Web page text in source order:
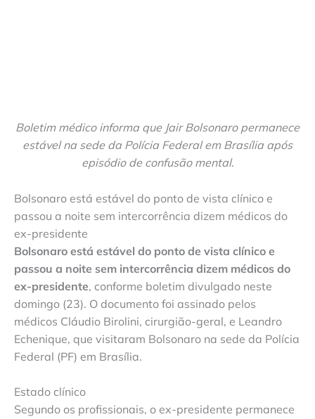
Boletim médico informa que Jair Bolsonaro permanece
estável na sede da Polícia Federal em Brasília após
episódio de confusão mental.
Bolsonaro está estável do ponto de vista clínico e
passou a noite sem intercorrência dizem médicos do
ex-presidente
Bolsonaro está estável do ponto de vista clínico e
passou a noite sem intercorrência dizem médicos do
ex-presidente, conforme boletim divulgado neste
domingo (23). O documento foi assinado pelos
médicos Cláudio Birolini, cirurgião-geral, e Leandro
Echenique, que visitaram Bolsonaro na sede da Polícia
Federal (PF) em Brasília.
Estado clínico
Segundo os profissionais, o ex-presidente permanece